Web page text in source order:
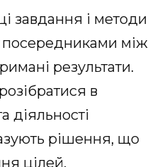
завдання і методи
посередниками між
результати.
в
діяльності
рішення, що
цілей.